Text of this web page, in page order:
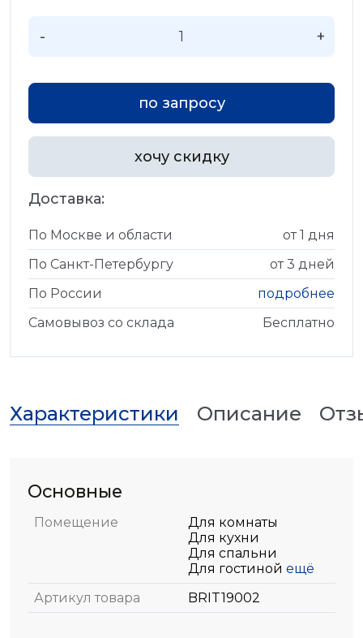
- +
по запросу
хочу скидку
Доставка:
По Москве и области
от 1 дня
По Санкт-Петербургу
от 3 дней
По России
подробнее
Самовывоз со склада
Бесплатно
Характеристики Описание
Основные
Помещение
Для комнаты
Для кухни
Для спальни
Для гостиной ещё
Артикул товара
BRIT19002